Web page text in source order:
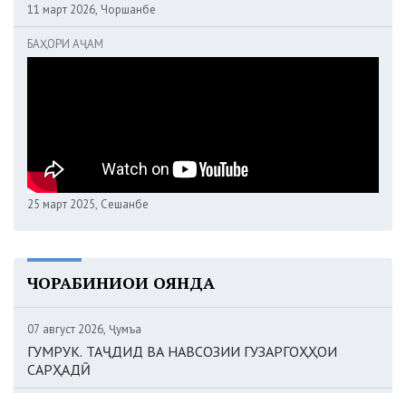
11 март 2026, Чоршанбе
БАҲОРИ АҶАМ
25 март 2025, Сешанбе
ЧОРАБИНИҲОИ ОЯНДА
07 август 2026, Ҷумъа
ГУМРУК. ТАҶДИД ВА НАВСОЗИИ ГУЗАРГОҲҲОИ
САРҲАДӢ